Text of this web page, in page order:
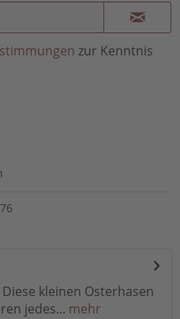
zur Kenntnis
kleinen Osterhasen
jedes... mehr